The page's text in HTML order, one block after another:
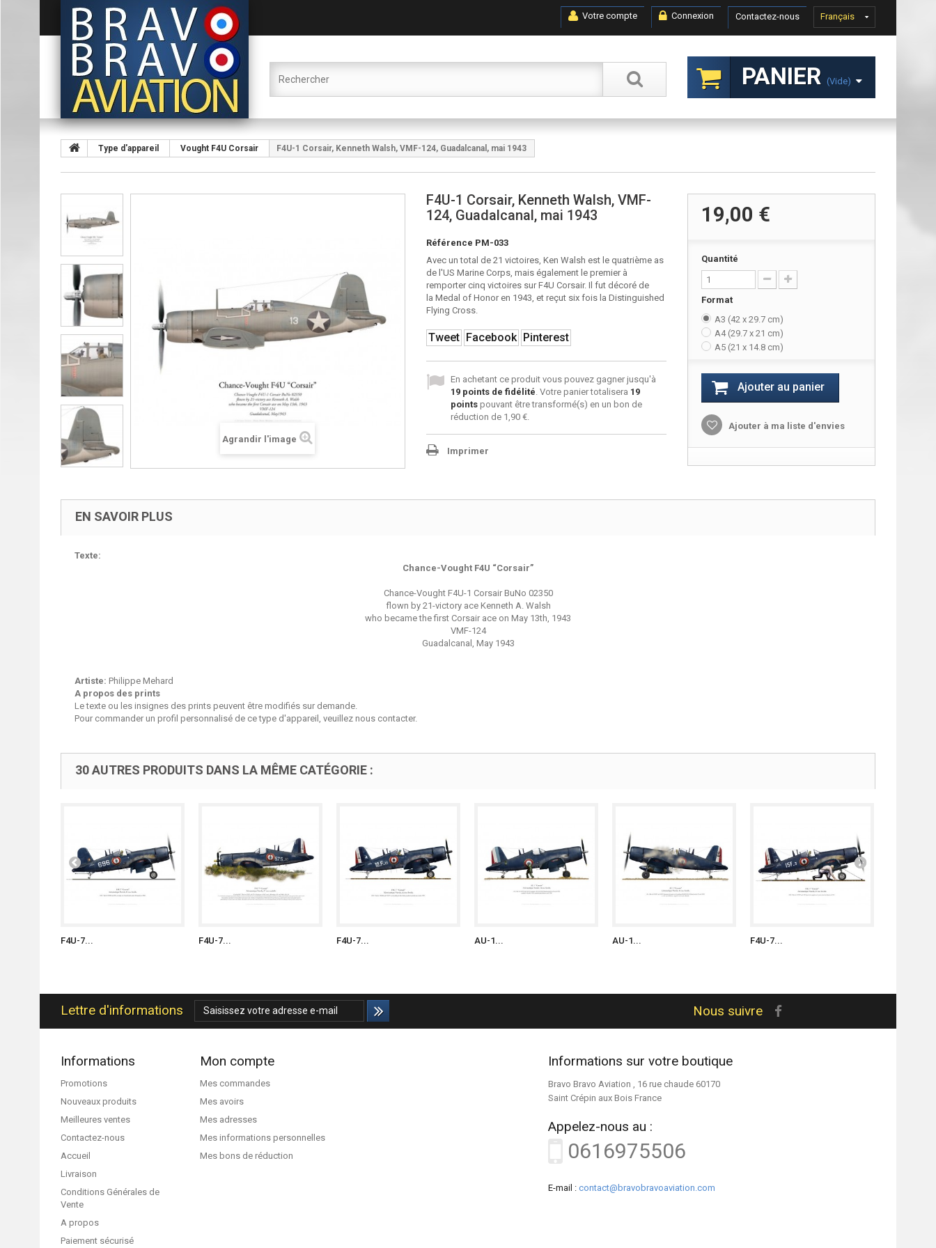
Français
Contactez-nous
Connexion
Votre compte
PANIER (vide)
Type d'appareil Vought F4U Corsair F4U-1 Corsair, Kenneth Walsh, VMF-124, Guadalcanal, mai 1943
Agrandir l'image
F4U-1 Corsair, Kenneth Walsh, VMF-
124, Guadalcanal, mai 1943
Référence PM-033
Avec un total de 21 victoires, Ken Walsh est le quatrième as
de l'US Marine Corps, mais également le premier à
remporter cinq victoires sur F4U Corsair. Il fut décoré de
la Medal of Honor en 1943, et reçut six fois la Distinguished
Flying Cross.
Tweet Facebook Pinterest
En achetant ce produit vous pouvez gagner jusqu'à
19points de fidélité. Votre panier totalisera 19
pointspouvant être transformé(s) en un bon de
réduction de 1,90 €.
Imprimer
19,00 €
Quantité
Format
A3 (42 x 29.7 cm)
A4 (29.7 x 21 cm)
A5 (21 x 14.8 cm)
Ajouter au panier
Ajouter à ma liste d'envies
EN SAVOIR PLUS
Texte:
Chance-Vought F4U “Corsair”
Chance-Vought F4U-1 Corsair BuNo 02350
flown by 21-victory ace Kenneth A. Walsh
who became the first Corsair ace on May 13th, 1943
VMF-124
Guadalcanal, May 1943
Artiste: Philippe Mehard
A propos des prints
Le texte ou les insignes des prints peuvent être modifiés sur demande.
Pour commander un profil personnalisé de ce type d'appareil, veuillez nous contacter.
30 AUTRES PRODUITS DANS LA MÊME CATÉGORIE :
F4U-7... F4U-7... F4U-7... AU-1... AU-1... F4U-7...
Lettre d'informations Nous suivre
Informations
Promotions
Nouveaux produits
Meilleures ventes
Contactez-nous
Accueil
Livraison
Conditions Générales de
Vente
A propos
Paiement sécurisé
Mon compte
Mes commandes
Mes avoirs
Mes adresses
Mes informations personnelles
Mes bons de réduction
Informations sur votre boutique
Bravo Bravo Aviation , 16 rue chaude 60170
Saint Crépin aux Bois France
Appelez-nous au :
0616975506
E-mail : contact@bravobravoaviation.com